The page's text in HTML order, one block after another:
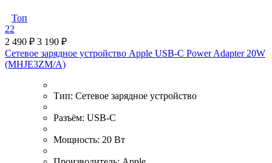
Топ
22
2 490 ₽ 3 190 ₽
Сетевое зарядное устройство Apple USB-C Power Adapter 20W
(MHJE3ZM/A)
Тип: Сетевое зарядное устройство
Разъём: USB-C
Мощность: 20 Вт